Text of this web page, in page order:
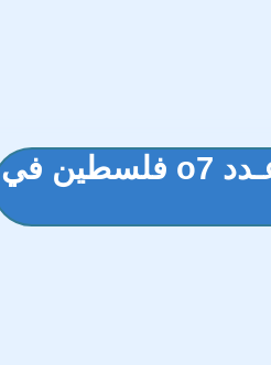
▒◄ What I'm about To Watch ►▒ عـدد o7 فلسطين في